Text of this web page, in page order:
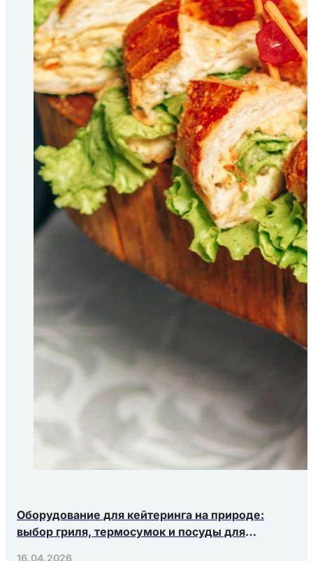
Оборудование для кейтеринга на природе:
выбор гриля, термосумок и посуды для
16.04.2026